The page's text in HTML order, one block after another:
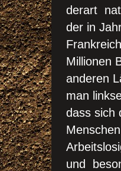
derart
der in
Millionen
anderen
man
dass sich
und